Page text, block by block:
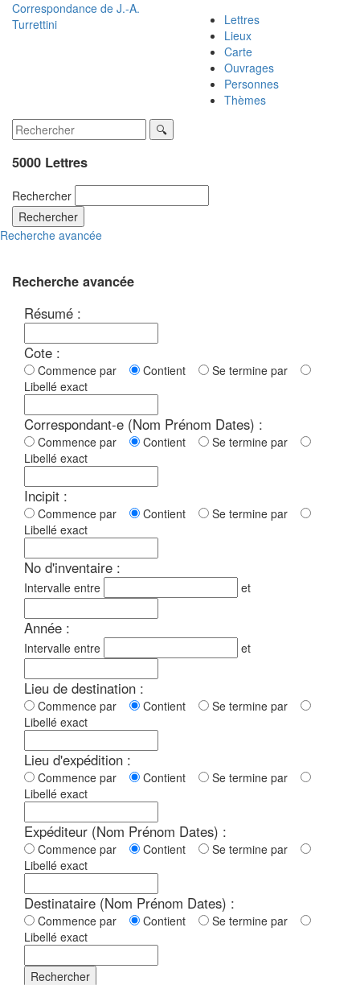
Correspondance de J.-A.
Turrettini
Lettres
Lieux
Carte
Ouvrages
Personnes
Thèmes
5000 Lettres
Rechercher
Rechercher
Recherche avancée
Recherche avancée
Résumé :
Cote :
Commence par Contient
Se termine par
Libellé exact
Correspondant-e (Nom Prénom Dates) :
Commence par Contient
Se termine par
Libellé exact
Incipit :
Commence par Contient
Se termine par
Libellé exact
No d'inventaire :
Intervalle entre et
Année :
Intervalle entre et
Lieu de destination :
Commence par Contient
Se termine par
Libellé exact
Lieu d'expédition :
Commence par Contient
Se termine par
Libellé exact
Expéditeur (Nom Prénom Dates) :
Commence par Contient
Se termine par
Libellé exact
Destinataire (Nom Prénom Dates) :
Commence par Contient
Se termine par
Libellé exact
Rechercher